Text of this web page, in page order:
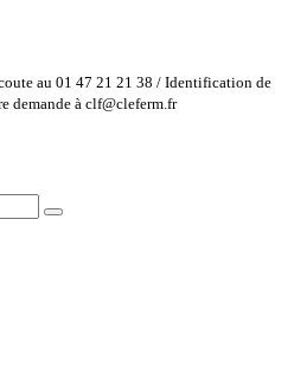
au 01 47 21 21 38 / Identification de
demande à clf@cleferm.fr